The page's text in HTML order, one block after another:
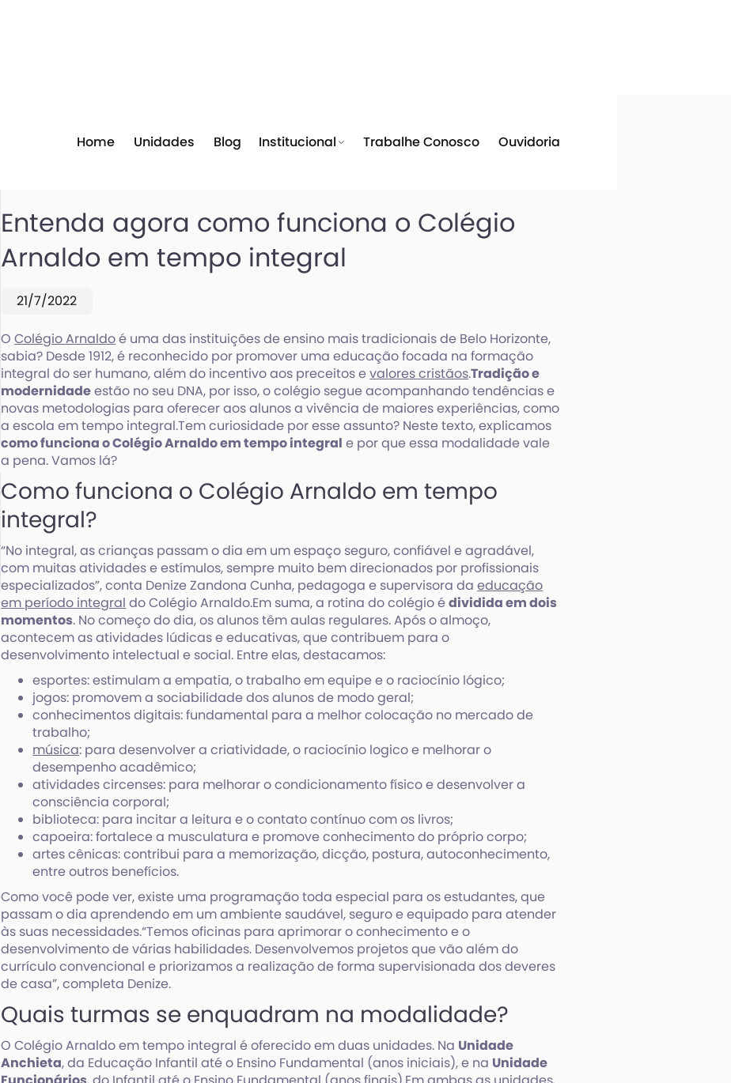
Home Unidades Blog Institucional Trabalhe Conosco Ouvidoria
Entenda agora como funciona o Colégio
Arnaldo em tempo integral
21/7/2022
OColégio Arnaldoé uma das instituições de ensino mais tradicionais de Belo Horizonte,
sabia? Desde 1912, é reconhecido por promover uma educação focada na formação
integral do ser humano, além do incentivo aos preceitos evalores cristãos.Tradição e
modernidadeestão no seu DNA, por isso, o colégio segue acompanhando tendências e
novas metodologias para oferecer aos alunos a vivência de maiores experiências, como
a escola em tempo integral.Tem curiosidade por esse assunto? Neste texto, explicamos
como funciona o Colégio Arnaldo em tempo integral e por que essa modalidade vale
a pena. Vamos lá?
Como funciona o Colégio Arnaldo em tempo
integral?
“No integral, as crianças passam o dia em um espaço seguro, confiável e agradável,
com muitas atividades e estímulos, sempre muito bem direcionados por profissionais
especializados”, conta Denize Zandona Cunha, pedagoga e supervisora daeducação
em período integral do Colégio Arnaldo.Em suma, a rotina do colégio édividida em dois
momentos. No começo do dia, os alunos têm aulas regulares. Após o almoço,
acontecem as atividades lúdicas e educativas, que contribuem para o
desenvolvimento intelectual e social. Entre elas, destacamos:
esportes: estimulam a empatia, o trabalho em equipe e o raciocínio lógico;
jogos: promovem a sociabilidade dos alunos de modo geral;
conhecimentos digitais: fundamental para a melhor colocação no mercado de
trabalho;
música: para desenvolver a criatividade, o raciocínio logico e melhorar o
desempenho acadêmico;
atividades circenses: para melhorar o condicionamento físico e desenvolver a
consciência corporal;
biblioteca: para incitar a leitura e o contato contínuo com os livros;
capoeira: fortalece a musculatura e promove conhecimento do próprio corpo;
artes cênicas: contribui para a memorização, dicção, postura, autoconhecimento,
entre outros benefícios.
Como você pode ver, existe uma programação toda especial para os estudantes, que
passam o dia aprendendo em um ambiente saudável, seguro e equipado para atender
às suas necessidades.“Temos oficinas para aprimorar o conhecimento e o
desenvolvimento de várias habilidades. Desenvolvemos projetos que vão além do
currículo convencional e priorizamos a realização de forma supervisionada dos deveres
de casa”, completa Denize.
Quais turmas se enquadram na modalidade?
O Colégio Arnaldo em tempo integral é oferecido em duas unidades. Na Unidade
Anchieta, da Educação Infantil até o Ensino Fundamental (anos iniciais), e na Unidade